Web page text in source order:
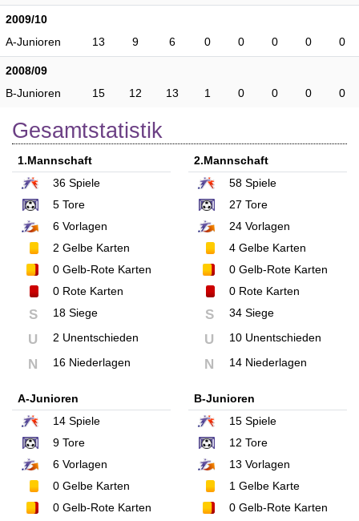
2009/10
A-Junioren
13 9 6 0 0 0 0 0
2008/09
B-Junioren
15 12 13 1 0 0 0 0
Gesamtstatistik
1.Mannschaft
36 Spiele
5 Tore
6 Vorlagen
2 Gelbe Karten
0 Gelb-Rote Karten
0 Rote Karten
S 18 Siege
U 2 Unentschieden
N 16 Niederlagen
2.Mannschaft
58Spiele
27 Tore
24Vorlagen
4Gelbe Karten
0Gelb-Rote Karten
0Rote Karten
S 34 Siege
U 10 Unentschieden
N 14 Niederlagen
A-Junioren
14 Spiele
9 Tore
6 Vorlagen
0 Gelbe Karten
0 Gelb-Rote Karten
B-Junioren
15Spiele
12 Tore
13 Vorlagen
1 Gelbe Karte
0Gelb-Rote Karten